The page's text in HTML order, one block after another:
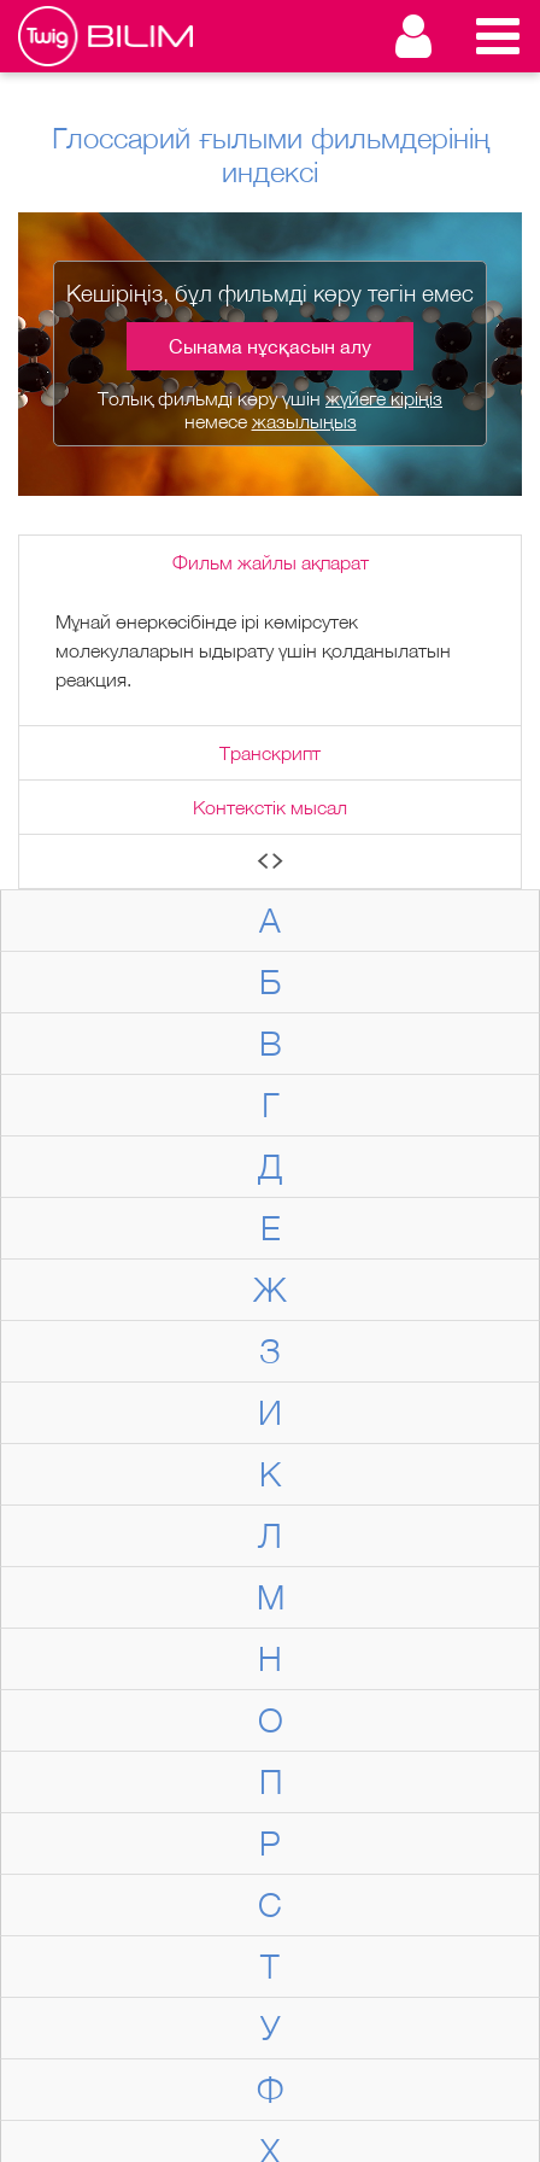
Глоссарий ғылыми фильмдерінің
индексі
А
Б
В
Г
Д
Е
Ж
З
И
К
Л
М
Н
О
П
Р
С
Т
У
Ф
Х
Кешіріңіз, бұл фильмді көру тегін емес
Сынама нұсқасын алу
Толық фильмді көру үшінжүйеге кіріңіз
немесе жазылыңыз
Фильм жайлы ақпарат
Мұнай өнеркәсібінде ірі көмірсутек
молекулаларын ыдырату үшін қолданылатын
реакция.
Транскрипт
Контекстік мысал